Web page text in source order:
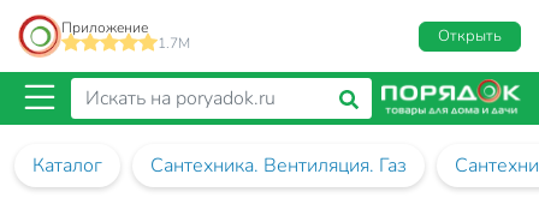
Приложение
1.7M
Открыть
Каталог Сантехника. Вентиляция. Газ